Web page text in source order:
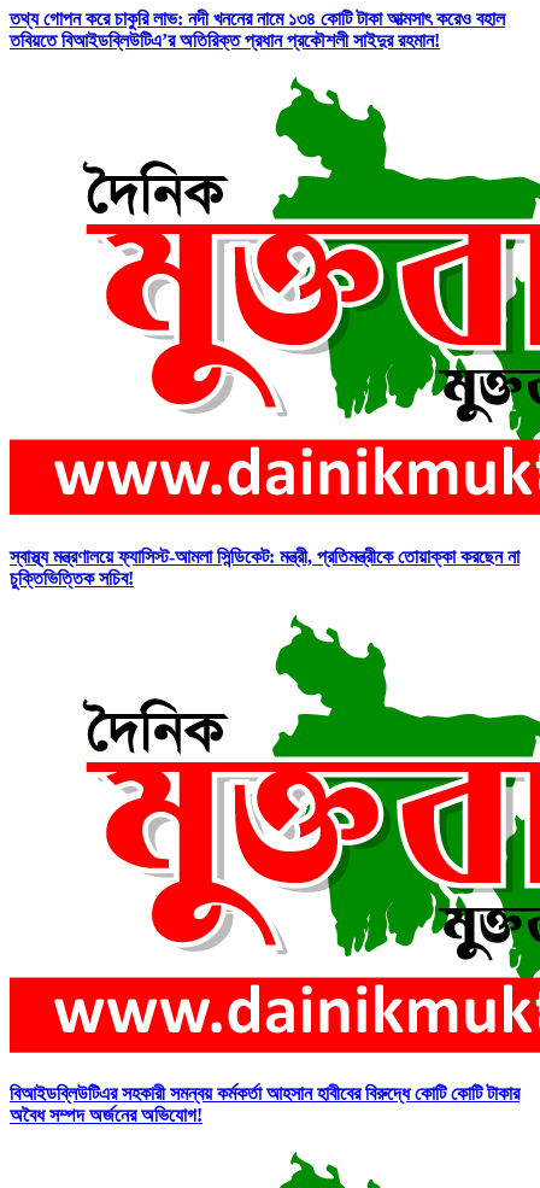
তথ্য গোপন করে চাকুরি লাভ: নদী খননের নামে ১৩৪ কোটি টাকা আত্মসাৎ করেও বহাল
তবিয়তে বিআইডব্লিউটিএ’র অতিরিক্ত প্রধান প্রকৌশলী সাইদুর রহমান!
স্বাস্থ্য মন্ত্রণালয়ে ফ্যাসিস্ট-আমলা সিন্ডিকেট: মন্ত্রী, প্রতিমন্ত্রীকে তোয়াক্কা করছেন না
চুক্তিভিত্তিক সচিব!
বিআইডব্লিউটিএর সহকারী সমন্বয় কর্মকর্তা আহসান হাবীবের বিরুদ্ধে কোটি কোটি টাকার
অবৈধ সম্পদ অর্জনের অভিযোগ!